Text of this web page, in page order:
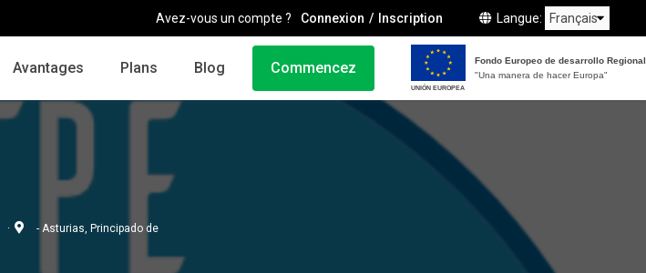
Avez-vous un compte ? Connexion Inscription Langue
Avantages Plans Blog Commencez
UNIÓN EUROPEA
Fondo Europeo de desarrollo Regional
"Una manera de hacer Europa"
- Asturias, Principado de